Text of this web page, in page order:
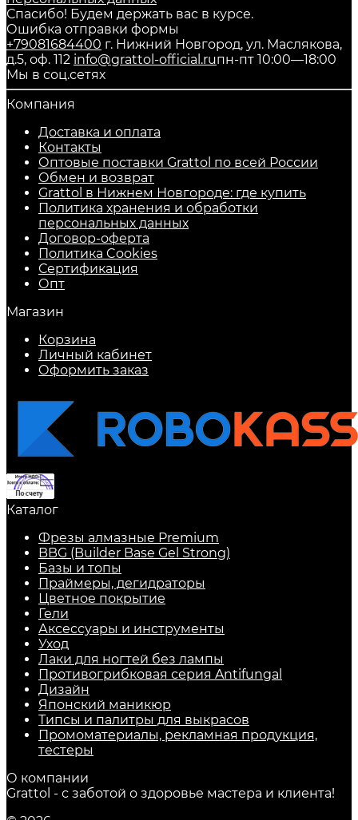
Спасибо! Будем держать вас в курсе.
Ошибка отправки формы
+79081684400 г. Нижний Новгород, ул. Маслякова,
д.5, оф. 112 info@grattol-official.ruпн-пт 10:00—18:00
Мы в соц.сетях
Компания
Доставка и оплата
Контакты
Оптовые поставки Grattol по всей России
Обмен и возврат
Grattol в Нижнем Новгороде: где купить
Политика хранения и обработки
персональных данных
Договор-оферта
Политика Cookies
Сертификация
Опт
Магазин
Корзина
Личный кабинет
Оформить заказ
Каталог
Фрезы алмазные Premium
BBG (Builder Base Gel Strong)
Базы и топы
Праймеры, дегидраторы
Цветное покрытие
Гели
Аксессуары и инструменты
Уход
Лаки для ногтей без лампы
Противогрибковая серия Antifungal
Дизайн
Японский маникюр
Типсы и палитры для выкрасов
Промоматериалы, рекламная продукция,
тестеры
О компании
Grattol - с заботой о здоровье мастера и клиента!